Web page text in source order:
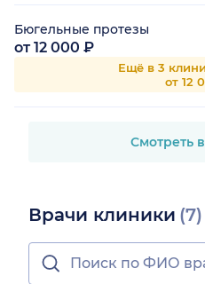
Бюгельные протезы
от 12 000 ₽
Ещё в 3
от 12
Смотреть
Врачи клиники (7)